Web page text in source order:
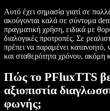
Αυτό έχει σημασία γιατί σε
ακούγονται καλά σε σύντομα
πραγματική χρήση, ειδικά με
διαλογικές προτροπές. Σε
πρέπει να παραμένει κατανοητό,
και σταθερότητα χρόνου, ακόμη
Πώς το PFluxTTS
αξιοπιστία
φωνής;